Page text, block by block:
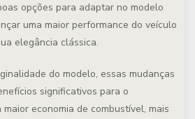
opções para adaptar no modelo
uma maior performance do veículo
elegância clássica.
do modelo, essas mudanças
significativos para o
economia de combustível, mais